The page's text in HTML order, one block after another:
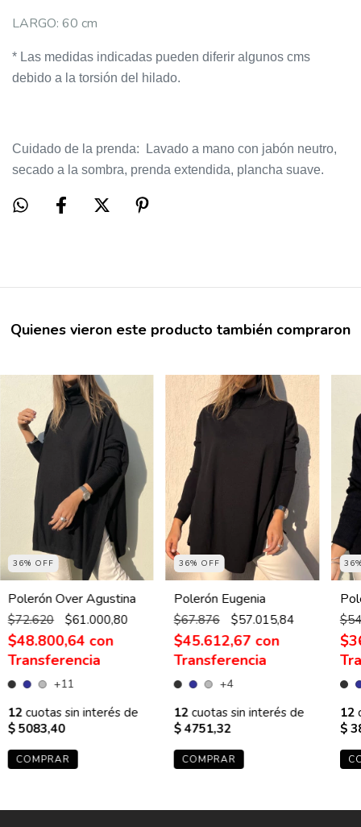
LARGO: 60 cm
* Las medidas indicadas pueden diferir algunos cms
debido a la torsión del hilado.
Cuidado de la prenda: Lavado a mano con jabón neutro,
secado a la sombra, prenda extendida, plancha suave.
Quienes vieron este producto también compraron
36% OFF
Polerón Over Agustina
$72.620 $61.000,80
$48.800,64 con
+11
12cuotas sin interés de
$ 5083,40
COMPRAR
36% OFF
Polerón Eugenia
$67.876 $57.015,84
$45.612,67 con
+4
12cuotas sin interés de
$ 4751,32
COMPRAR
12
$